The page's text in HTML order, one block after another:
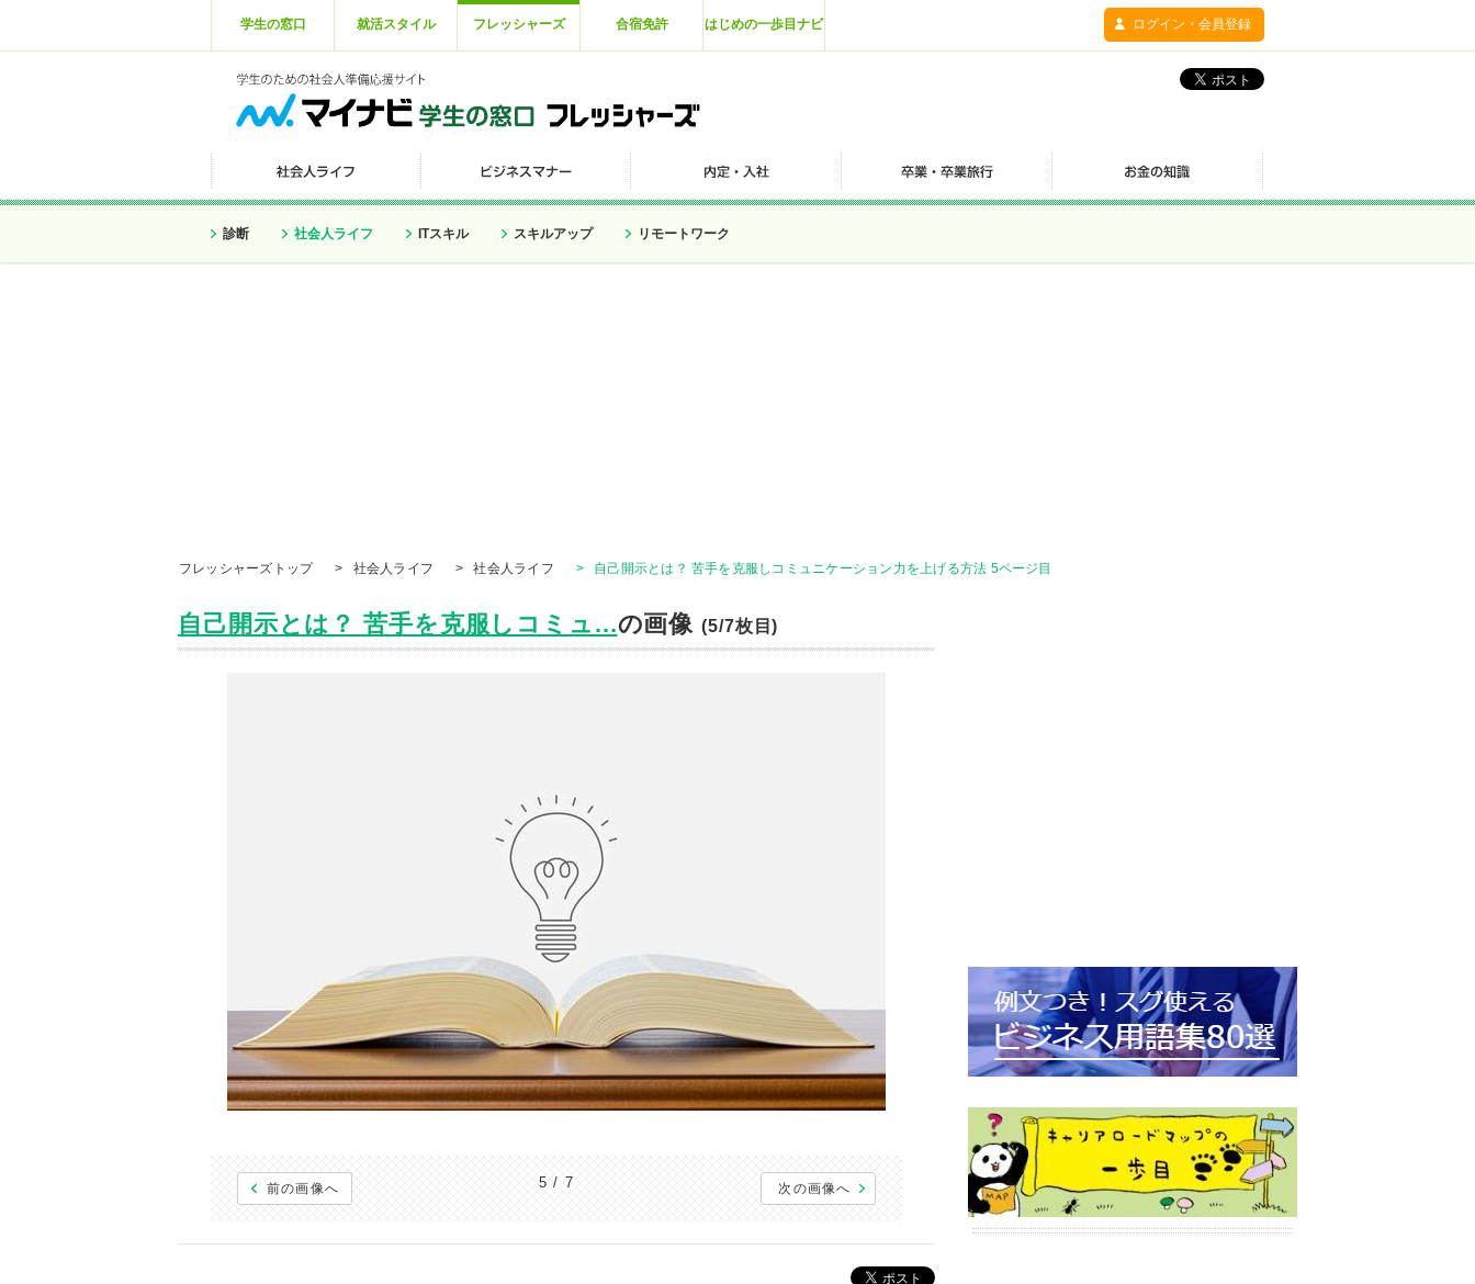
学生の窓口 就活スタイル フレッシャーズ 合宿免許 はじめの一歩目ナビ ログイン・会員登録
診断 社会人ライフ ITスキル スキルアップ リモートワーク
フレッシャーズトップ > 社会人ライフ > 社会人ライフ > 自己開示とは？ 苦手を克服しコミュニケーション力を上げる方法 5ページ目
自己開示とは？ 苦手を克服しコミュ...の画像(5/7枚目)
前の画像へ 5 / 7 次の画像へ